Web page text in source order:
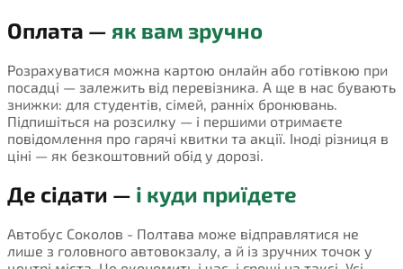
Оплата — як вам зручно
Розрахуватися можна картою онлайн або готівкою при
посадці — залежить від перевізника. А ще в нас бувають
знижки: для студентів, сімей, ранніх бронювань.
Підпишіться на розсилку — і першими отримаєте
повідомлення про гарячі квитки та акції. Іноді різниця в
ціні — як безкоштовний обід у дорозі.
Де сідати — і куди приїдете
Автобус Соколов - Полтава може відправлятися не
лише з головного автовокзалу, а й із зручних точок у